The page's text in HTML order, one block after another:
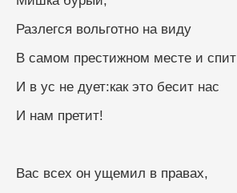
Разлегся вольготно на виду
В самом престижном месте и спит
И в ус не дует:как это бесит нас
И нам претит!
Вас всех он ущемил в правах,